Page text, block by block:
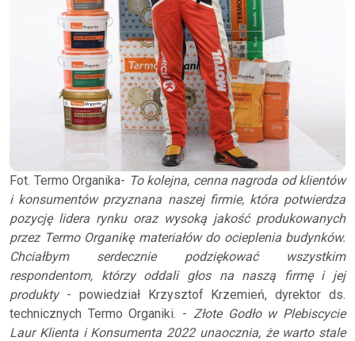
Fot. Termo Organika- To kolejna, cenna nagroda od klientów
i konsumentów przyznana naszej firmie, która potwierdza
pozycję lidera rynku oraz wysoką jakość produkowanych
przez Termo Organikę materiałów do ocieplenia budynków.
Chciałbym serdecznie podziękować wszystkim
respondentom, którzy oddali głos na naszą firmę i jej
produkty- powiedział Krzysztof Krzemień, dyrektor ds.
technicznych Termo Organiki. - Złote Godło w Plebiscycie
Laur Klienta i Konsumenta 2022 unaocznia, że warto stale